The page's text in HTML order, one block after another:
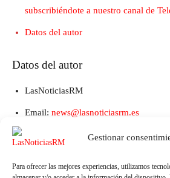
Gestionar
Para ofrecer las mejores experiencias, utilizamos
subscribiéndote a nuestro canal de
Datos del autor
Datos del autor
LasNoticiasRM
Email: news@lasnoticiasrm.es
Teléfono y Whatsapp: 641387053